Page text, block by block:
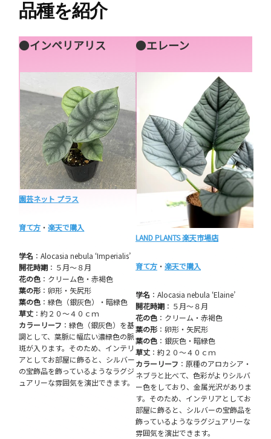
品種を紹介
●インペリアリス
園芸ネット プラス
育て方 ・楽天で購入
学名 ：Alocasia nebula ‘Imperialis’
開花時期 ：５月～８月
花の色 ：クリーム色・赤褐色
葉の形 ：卵形・矢尻形
葉の色 ：緑色（銀灰色）・暗緑色
草丈 ：約２０～４０ｃｍ
カラーリーフ ：緑色（銀灰色）を基
調として、葉脈に幅広い濃緑色の脈
斑が入ります。そのため、インテリ
アとしてお部屋に飾ると、シルバー
の宝飾品を飾っているようなラグジ
ュアリーな雰囲気を演出できます。
●エレーン
LAND PLANTS 楽天市場店
育て方 ・ 楽天で購入
学名 ：Alocasia nebula ‘Elaine’
開花時期 ：５月～８月
花の色 ：クリーム・赤褐色
葉の形 ：卵形・矢尻形
葉の色 ：銀灰色・暗緑色
草丈 ：約２０～４０ｃｍ
カラーリーフ ：原種のアロカシア・
ネブラと比べて、色彩がよりシルバ
ー色をしており、金属光沢がありま
す。そのため、インテリアとしてお
部屋に飾ると、シルバーの宝飾品を
飾っているようなラグジュアリーな
雰囲気を演出できます。